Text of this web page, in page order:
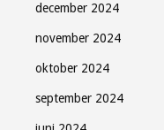
december 2024
november 2024
oktober 2024
september 2024